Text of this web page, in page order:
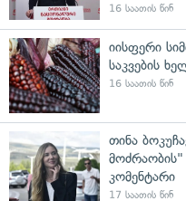
16 საათის წინ
იისფერი
საკვების
16 საათის წინ
თინა
კომენტარი
17 საათის წინ